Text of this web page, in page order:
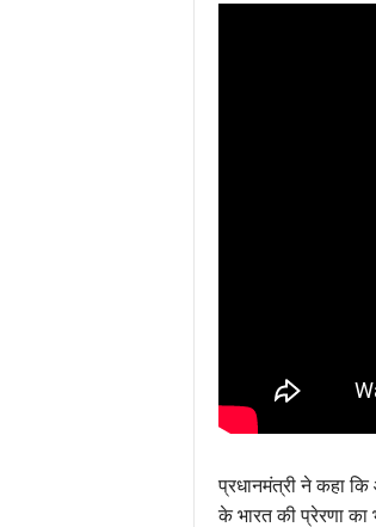
प्रधानमंत्री ने कहा
के भारत की प्रेरणा का